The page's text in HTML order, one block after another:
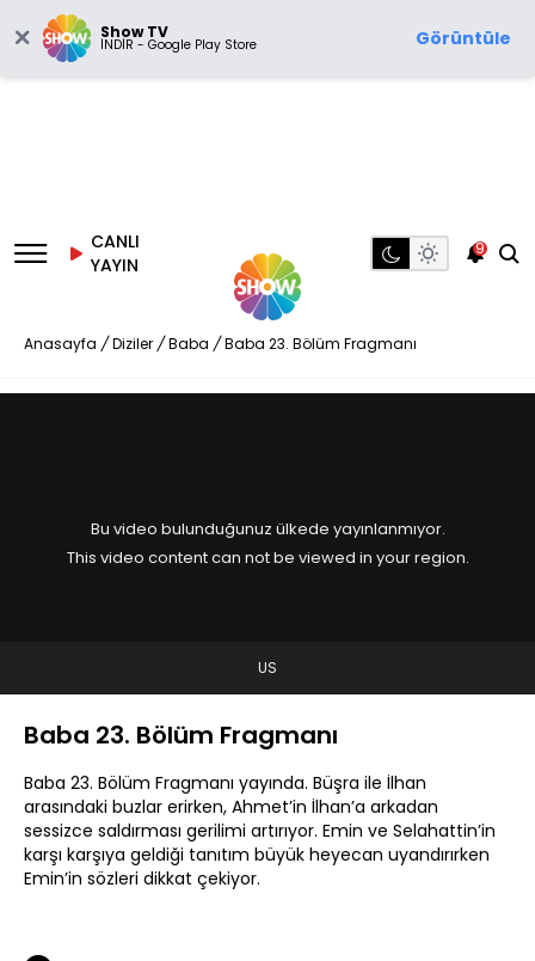
Show TV
İNDİR - Google Play Store Görüntüle
CANLI
YAYIN
9
Anasayfa / Diziler / Baba / Baba 23. Bölüm Fragmanı
Bu video bulunduğunuz ülkede yayınlanmıyor.
This video content can not be viewed in your region.
US
Baba 23. Bölüm Fragmanı
Baba 23. Bölüm Fragmanı yayında. Büşra ile İlhan
arasındaki buzlar erirken, Ahmet’in İlhan’a arkadan
sessizce saldırması gerilimi artırıyor. Emin ve Selahattin’in
karşı karşıya geldiği tanıtım büyük heyecan uyandırırken
Emin’in sözleri dikkat çekiyor.